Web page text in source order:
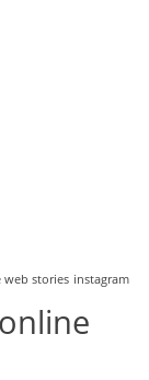
web stories instagram